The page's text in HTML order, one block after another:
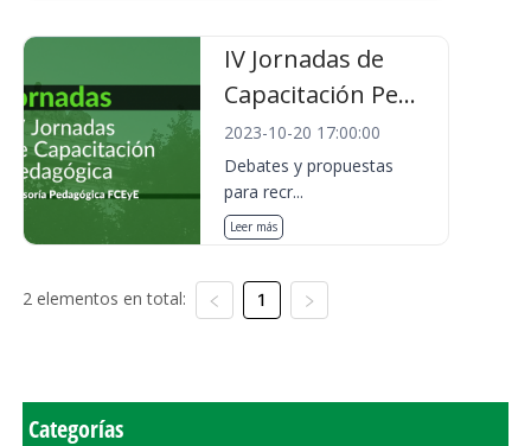
IV Jornadas de
Capacitación Pe...
2023-10-20 17:00:00
Debates y propuestas
para recr...
Leer más
2 elementos en total: 1
Categorías